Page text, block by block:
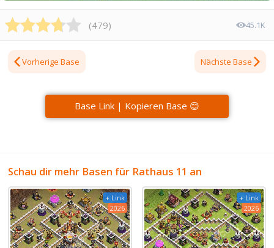
(479) 45.1K
Vorherige Base Nächste Base
Base Link | Kopieren Base 😊
Schau dir mehr Basen für Rathaus 11 an
+ Link
2026
+ Link
2026